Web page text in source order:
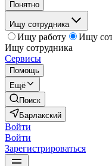
Понятно
Ищу сотрудника
Ищу работу
Ищу
Ищу сотрудника
Сервисы
Помощь
Ещё
Поиск
Барлакский
Войти
Войти
Зарегистрироваться